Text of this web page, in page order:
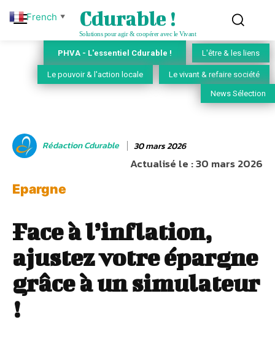
Cdurable !
Solutions pour agir & coopérer avec le Vivant
PHVA - L'essentiel Cdurable ! L'être & les liens
Le pouvoir & l'action locale Le vivant & refaire société
News Sélection
Rédaction Cdurable 30 mars 2026
Actualisé le :30 mars 2026
Epargne
Face à l’inflation,
ajustez votre épargne
grâce à un simulateur
!
French ▼